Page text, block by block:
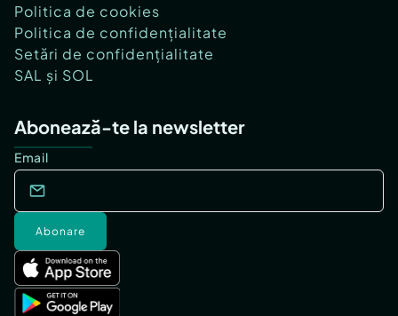
Politica de cookies
Politica de confidențialitate
Setări de confidențialitate
SAL și SOL
Abonează-te la newsletter
Email
Abonare